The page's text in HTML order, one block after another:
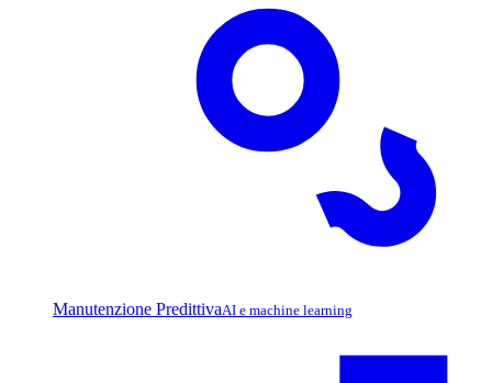
Manutenzione PredittivaAI e machine learning